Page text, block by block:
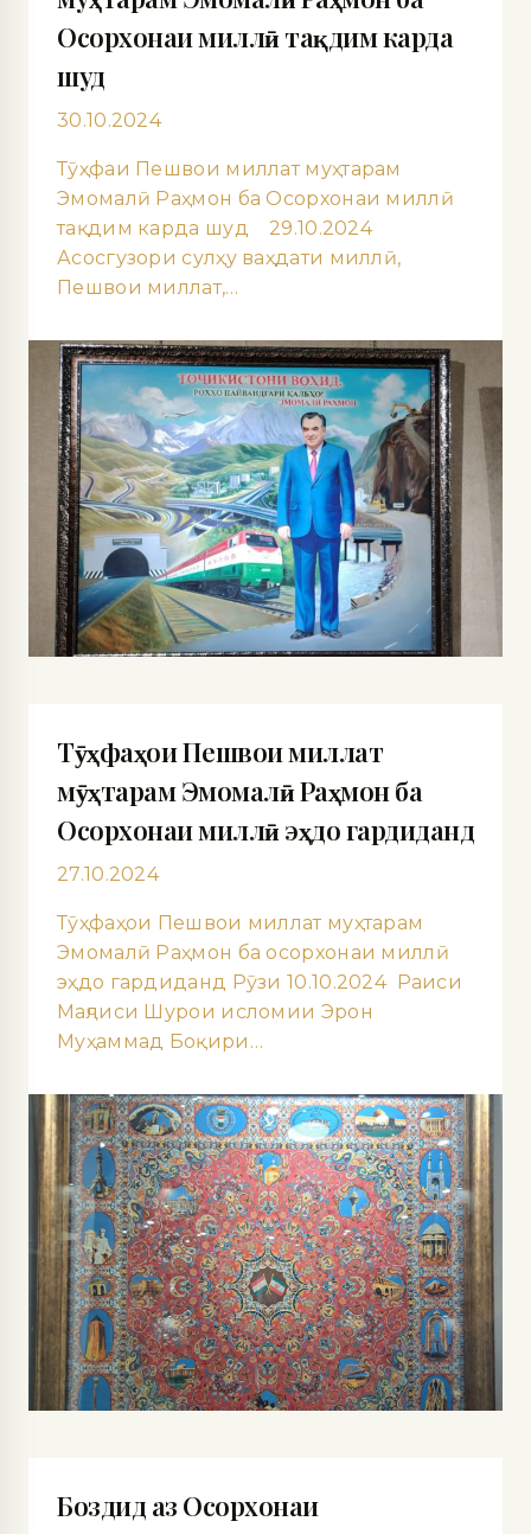
Осорхонаи миллӣ тақдим карда
шуд
30.10.2024
Тӯҳфаи Пешвои миллат муҳтарам
Эмомалӣ Раҳмон ба Осорхонаи миллӣ
тақдим карда шуд 29.10.2024
Асосгузори сулҳу ваҳдати миллӣ,
Пешвои миллат,…
Тӯҳфаҳои Пешвои миллат
мӯҳтарам Эмомалӣ Раҳмон ба
Осорхонаи миллӣ эҳдо гардиданд
27.10.2024
Тӯҳфаҳои Пешвои миллат муҳтарам
Эмомалӣ Раҳмон ба осорхонаи миллӣ
эҳдо гардиданд Рӯзи 10.10.2024 Раиси
Маҷлиси Шурои исломии Эрон
Муҳаммад Боқири…
Боздид аз Осорхонаи